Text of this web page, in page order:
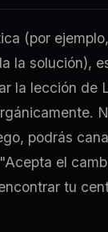
(por
la solución),
la lección de
podrás
el
tu